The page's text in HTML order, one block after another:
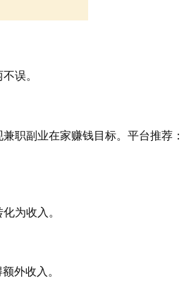
误。
职副业在家赚钱目标。平台推荐：
为收入。
外收入。